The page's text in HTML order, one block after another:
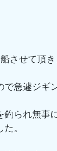
させて頂き
で急遽ジギ
釣られ無事
。